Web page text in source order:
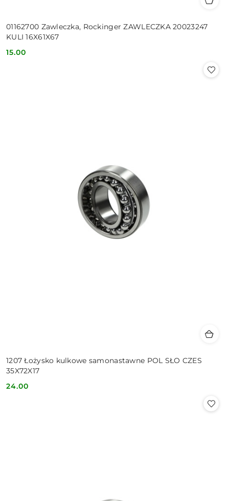
01162700 Zawleczka, Rockinger ZAWLECZKA 20023247
KULI 16X61X67
Cena:
15.00
1207 Łożysko kulkowe samonastawne POL SŁO CZES
35X72X17
Cena:
24.00